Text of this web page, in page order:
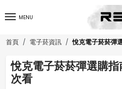
MENU
首頁 電子菸資訊 悅克電子菸菸彈
悅克電子菸菸彈選購
次看